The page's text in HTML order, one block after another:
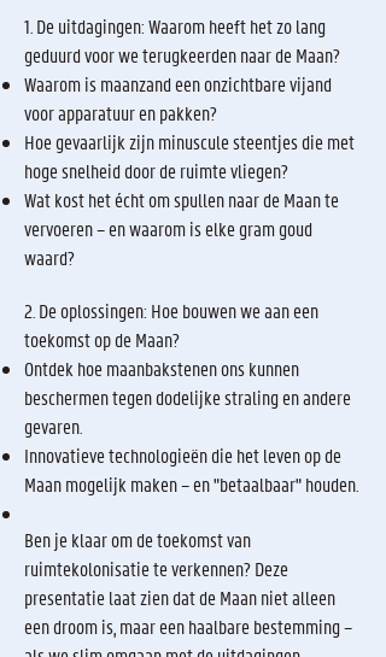
1. De uitdagingen: Waarom heeft het zo lang
geduurd voor we terugkeerden naar de Maan?
Waarom is maanzand een onzichtbare vijand
voor apparatuur en pakken?
Hoe gevaarlijk zijn minuscule steentjes die met
hoge snelheid door de ruimte vliegen?
Wat kost het écht om spullen naar de Maan te
vervoeren – en waarom is elke gram goud
waard?
2. De oplossingen: Hoe bouwen we aan een
toekomst op de Maan?
Ontdek hoe maanbakstenen ons kunnen
beschermen tegen dodelijke straling en andere
gevaren.
Innovatieve technologieën die het leven op de
Maan mogelijk maken – en "betaalbaar" houden.
Ben je klaar om de toekomst van
ruimtekolonisatie te verkennen? Deze
presentatie laat zien dat de Maan niet alleen
een droom is, maar een haalbare bestemming –